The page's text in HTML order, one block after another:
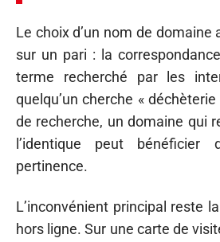
Le choix d’un nom de domaine
sur un pari : la
terme recherché par les
quelqu’un cherche «
de recherche, un domaine qui
l’identique peut bénéficier
pertinence.
L’inconvénient principal reste
hors ligne. Sur une carte de